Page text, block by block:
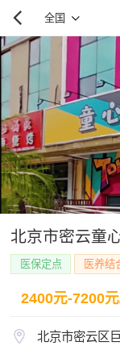
全国
北京市密云童
医保定点 医养结
2400元-7200元
北京市密云区